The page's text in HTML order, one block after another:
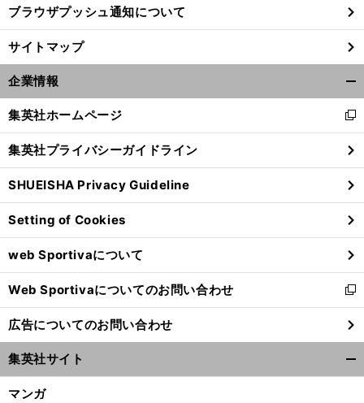
ブラウザプッシュ通知について
サイトマップ
企業情報
閉
る
集英社ホームページ
新
し
い
ウ
ィ
ン
ド
ウ
で
開
く
集英社プライバシーガイドライン
SHUEISHA Privacy Guideline
Setting of Cookies
web Sportivaについて
Web Sportivaについてのお問い合わせ
新
し
い
ウ
ィ
ン
広告についてのお問い合わせ
集英社サイト
マンガ